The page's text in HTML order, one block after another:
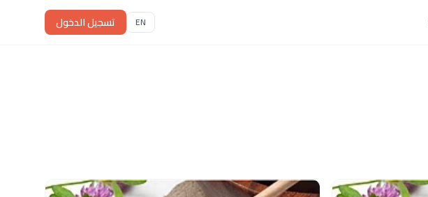
EN تسجيل الدخول